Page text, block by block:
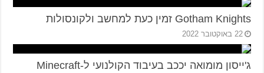
Gotham Knights זמין כעת למחשב ולקונסולות
22 באוקטובר 2022
ג'ייסון מומואה יככב בעיבוד הקולנועי ל-Minecraft